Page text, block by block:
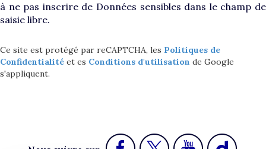
à ne pas inscrire de Données sensibles dans le champ de
saisie libre.
Ce site est protégé par reCAPTCHA, les Politiques de
Confidentialité et es Conditions d'utilisation de Google
s'appliquent.